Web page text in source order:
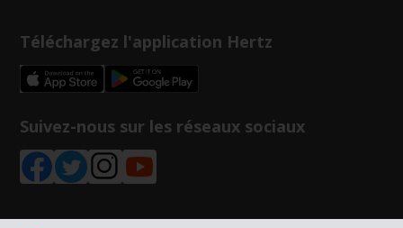
Téléchargez l'application Hertz
Suivez-nous sur les réseaux sociaux